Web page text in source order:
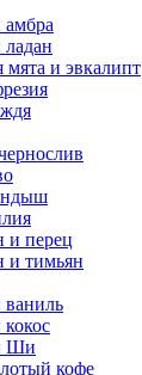
мята и эвкалипт
и перец
и тимьян
ваниль
Ши
кофе